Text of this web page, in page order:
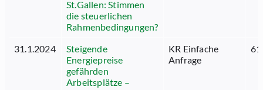
St.Gallen: Stimmen
die steuerlichen
Rahmenbedingungen?
31.1.2024
Steigende
Energiepreise
gefährden
Arbeitsplätze –
KR Einfache
Anfrage